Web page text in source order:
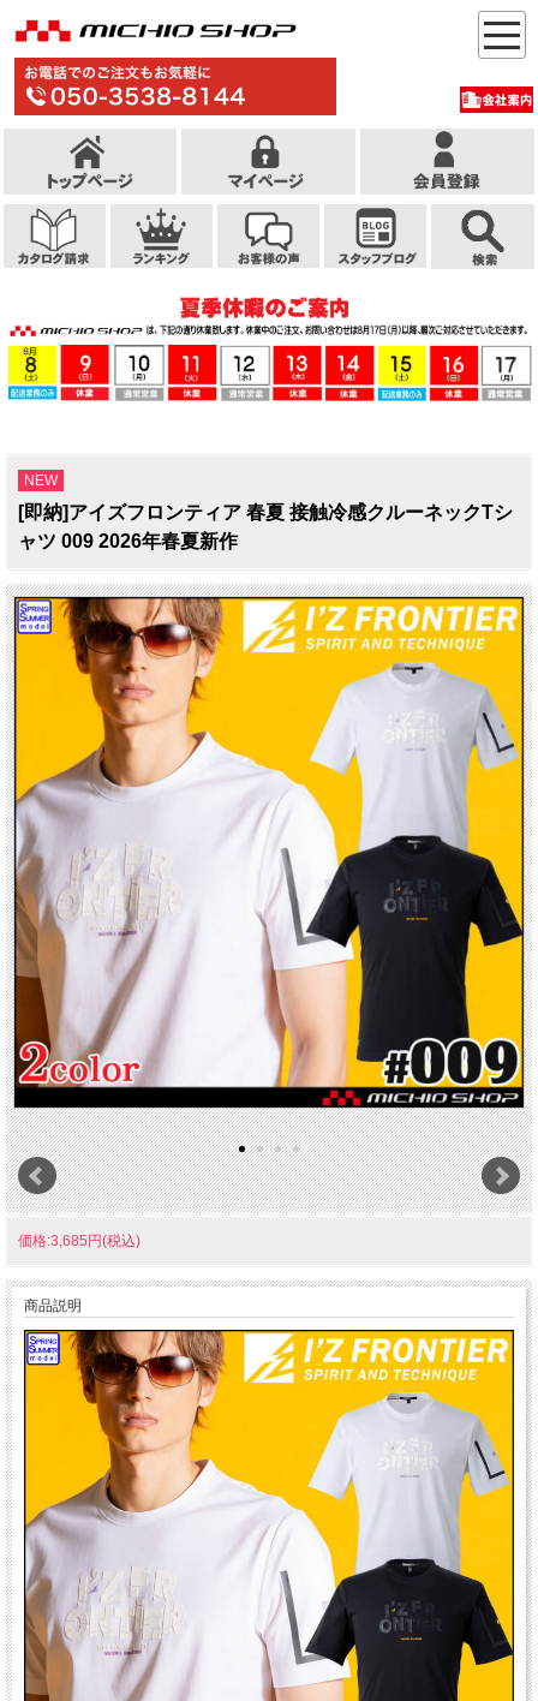
NEW
[即納]アイズフロンティア 春夏 接触冷感クルーネックTシ
ャツ 009 2026年春夏新作
価格:3,685円(税込)
商品説明